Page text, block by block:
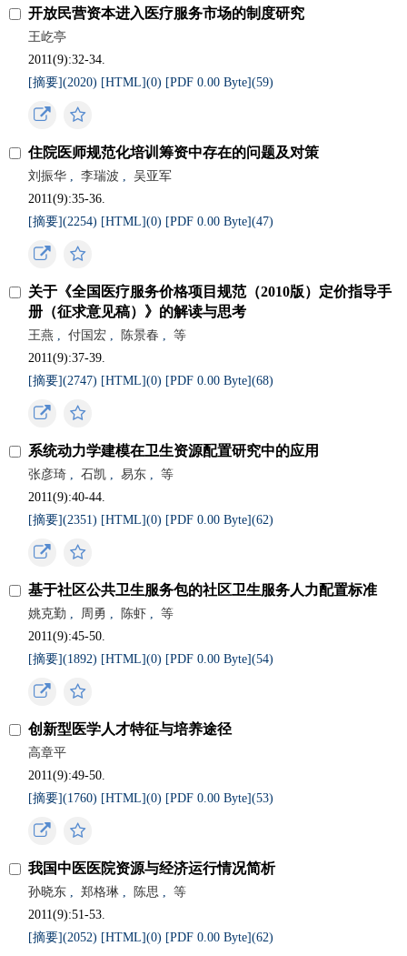
开放民营资本进入医疗服务市场的制度研究
王屹亭
2011(9):32-34.
[摘要](2020) [HTML](0) [PDF 0.00 Byte](59)
住院医师规范化培训筹资中存在的问题及对策
刘振华 , 李瑞波 ,
吴亚军
2011(9):35-36.
[摘要](2254) [HTML](0) [PDF 0.00 Byte](47)
关于《全国医疗服务价格项目规范（2010版）定价指导手
册（征求意见稿）》的解读与思考
王燕 , 付国宏 , 陈景春 ,
等
2011(9):37-39.
[摘要](2747) [HTML](0) [PDF 0.00 Byte](68)
系统动力学建模在卫生资源配置研究中的应用
张彦琦 , 石凯 , 易东 ,
等
2011(9):40-44.
[摘要](2351) [HTML](0) [PDF 0.00 Byte](62)
基于社区公共卫生服务包的社区卫生服务人力配置标准
姚克勤 , 周勇 , 陈虾 ,
等
2011(9):45-50.
[摘要](1892) [HTML](0) [PDF 0.00 Byte](54)
创新型医学人才特征与培养途径
高章平
2011(9):49-50.
[摘要](1760) [HTML](0) [PDF 0.00 Byte](53)
我国中医医院资源与经济运行情况简析
孙晓东 , 郑格琳 , 陈思 ,
等
2011(9):51-53.
[摘要](2052) [HTML](0) [PDF 0.00 Byte](62)